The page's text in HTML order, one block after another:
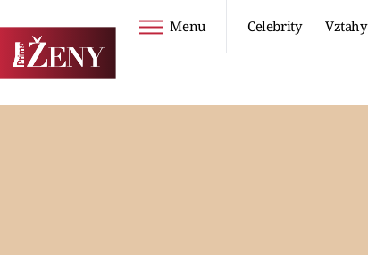
Menu Celebrity Vztahy